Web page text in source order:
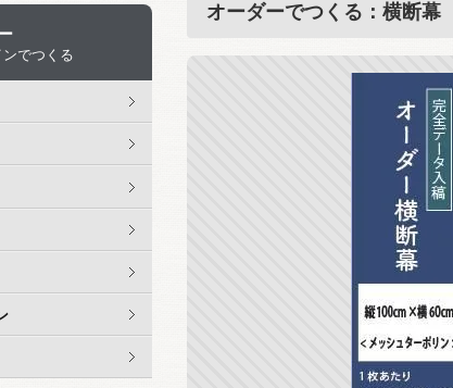
オーダーでつくる：横断
でつくる